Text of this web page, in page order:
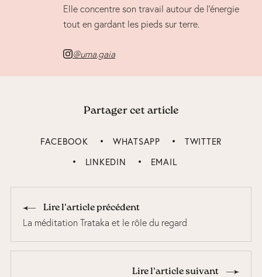
Elle concentre son travail autour de l’énergie
tout en gardant les pieds sur terre.
@uma.gaia
Partager cet article
FACEBOOK WHATSAPP
TWITTER
LINKEDIN
EMAIL
Lire l'article précédent
La méditation Trataka et le rôle du regard
Lire l'article suivant